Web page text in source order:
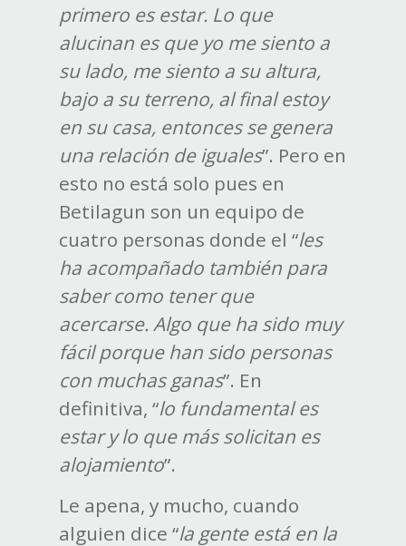
primero es estar. Lo que
alucinan es que yo me siento a
su lado, me siento a su altura,
bajo a su terreno, al final estoy
en su casa, entonces se genera
una relación de iguales”. Pero en
esto no está solo pues en
Betilagun son un equipo de
cuatro personas donde el “les
ha acompañado también para
saber como tener que
acercarse. Algo que ha sido muy
fácil porque han sido personas
con muchas ganas”. En
definitiva, “lo fundamental es
estar y lo que más solicitan es
alojamiento”.
Le apena, y mucho, cuando
alguien dice “la gente está en la